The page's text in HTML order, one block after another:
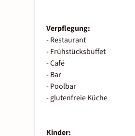
Verpflegung:
- Restaurant
- Frühstücksbuffet
- Café
- Bar
- Poolbar
- glutenfreie Küche
Kinder: